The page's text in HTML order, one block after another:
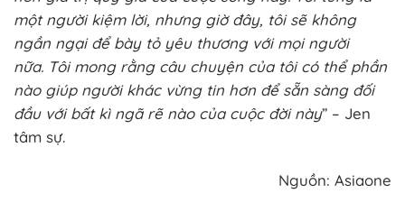
một người kiệm lời, nhưng giờ đây, tôi sẽ không
ngần ngại để bày tỏ yêu thương với mọi người
nữa. Tôi mong rằng câu chuyện của tôi có thể phần
nào giúp người khác vừng tin hơn để sẵn sàng đối
đầu với bất kì ngã rẽ nào của cuộc đời này” – Jen
tâm sự.
Nguồn: Asiaone